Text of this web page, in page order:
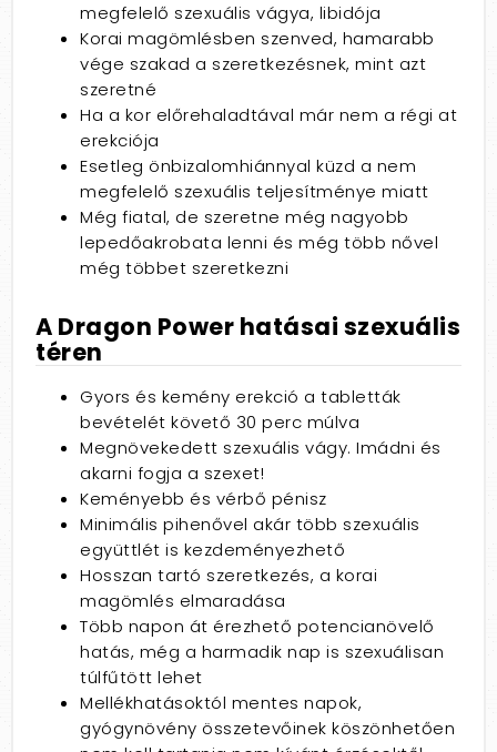
megfelelő szexuális vágya, libidója
Korai magömlésben szenved, hamarabb
vége szakad a szeretkezésnek, mint azt
szeretné
Ha a kor előrehaladtával már nem a régi at
erekciója
Esetleg önbizalomhiánnyal küzd a nem
megfelelő szexuális teljesítménye miatt
Még fiatal, de szeretne még nagyobb
lepedőakrobata lenni és még több nővel
még többet szeretkezni
A Dragon Power hatásai szexuális
téren
Gyors és kemény erekció a tabletták
bevételét követő 30 perc múlva
Megnövekedett szexuális vágy. Imádni és
akarni fogja a szexet!
Keményebb és vérbő pénisz
Minimális pihenővel akár több szexuális
együttlét is kezdeményezhető
Hosszan tartó szeretkezés, a korai
magömlés elmaradása
Több napon át érezhető potencianövelő
hatás, még a harmadik nap is szexuálisan
túlfűtött lehet
Mellékhatásoktól mentes napok,
gyógynövény összetevőinek köszönhetően